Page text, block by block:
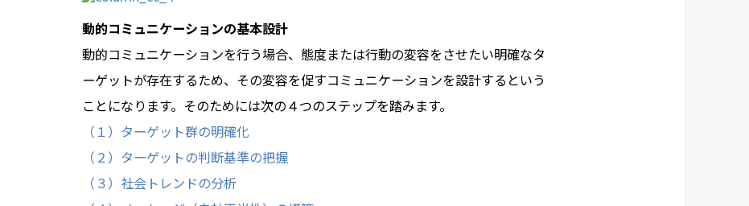
動的コミュニケーションの基本設計
動的コミュニケーションを行う場合、態度または行動の変容をさせたい明確なタ
ーゲットが存在するため、その変容を促すコミュニケーションを設計するという
ことになります。そのためには次の４つのステップを踏みます。
（１）ターゲット群の明確化
（２）ターゲットの判断基準の把握
（３）社会トレンドの分析